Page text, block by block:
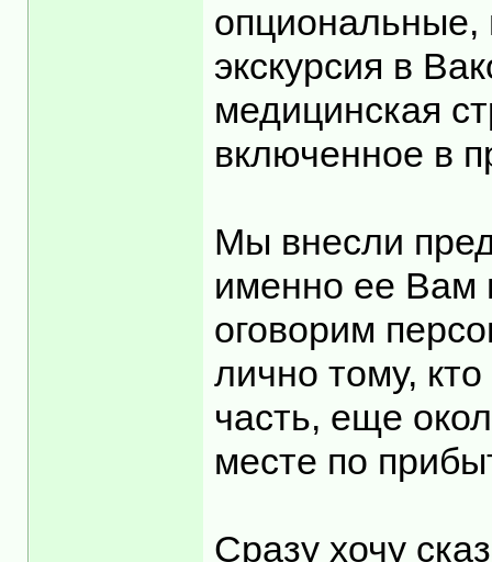
опциональные,
экскурсия в
медицинская
включенное в
Мы внесли
именно ее Вам
оговорим
лично тому,
часть, еще
месте по
Сразу хочу